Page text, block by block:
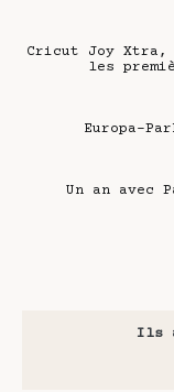
Cricut Joy Xtra,
les
Europa-
Un an avec
Ils